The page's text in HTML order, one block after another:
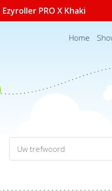
Ezyroller PRO X Khaki
Home